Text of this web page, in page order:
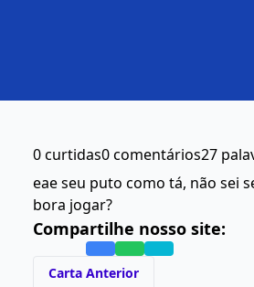
0 curtidas0 comentários27
eae seu puto como tá, não sei
bora jogar?
Compartilhe nosso site:
Carta Anterior